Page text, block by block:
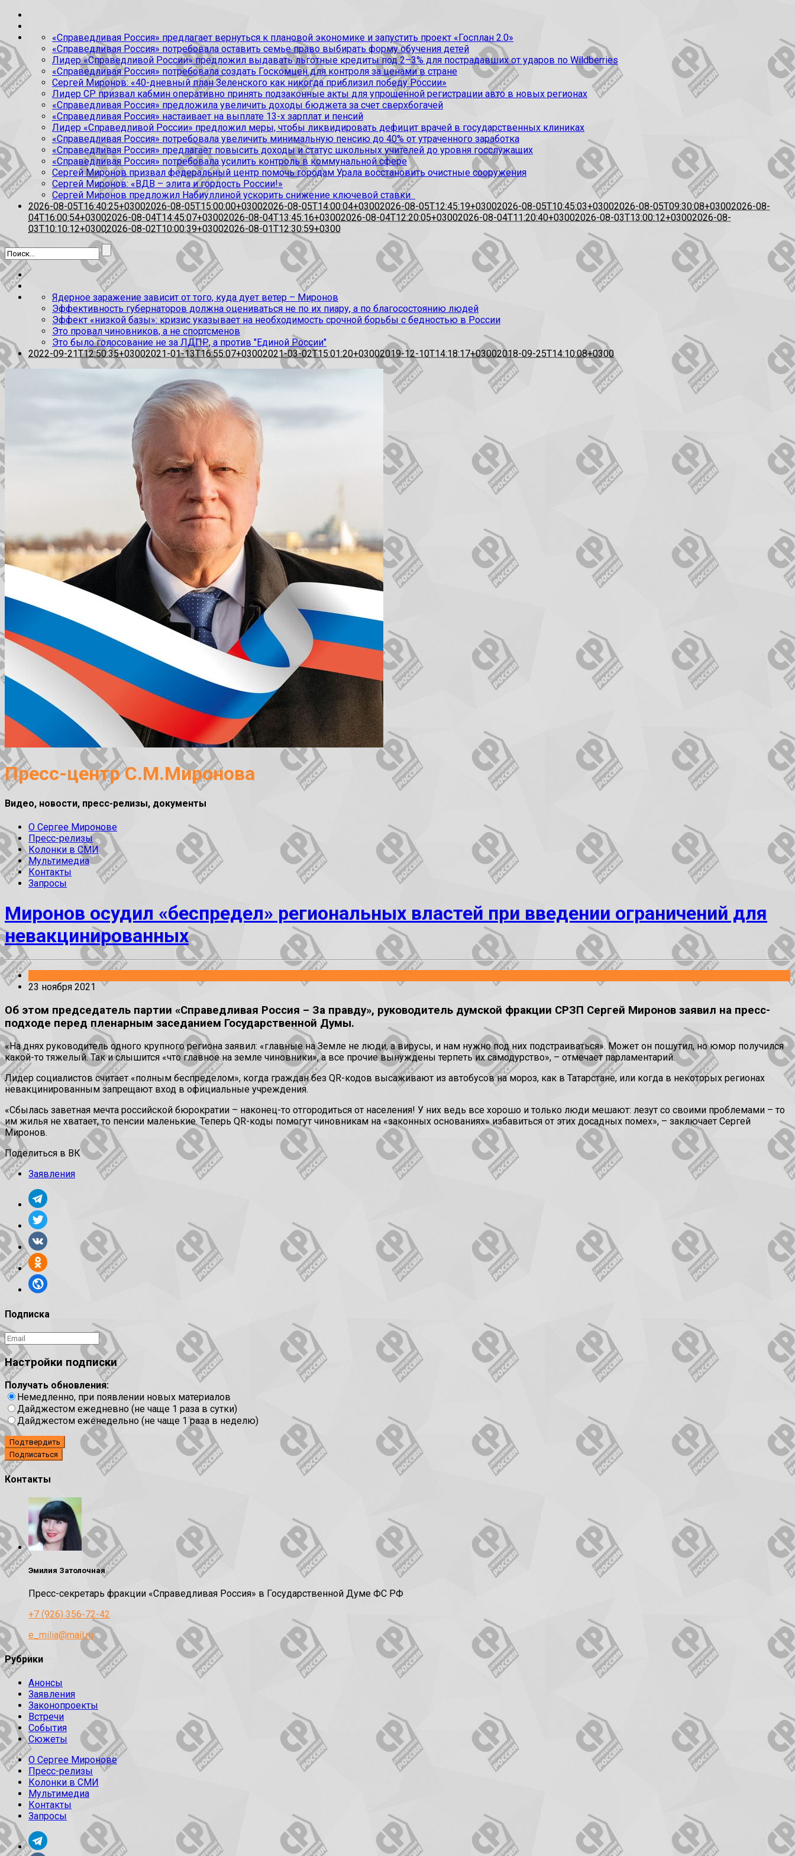
«Справедливая Россия» предлагает вернуться к плановой экономике и запустить проект «Госплан 2.0»
«Справедливая Россия» потребовала оставить семье право выбирать форму обучения детей
Лидер «Справедливой России» предложил выдавать льготные кредиты под 2–3% для пострадавших от ударов по Wildberries
«Справедливая Россия» потребовала создать Госкомцен для контроля за ценами в стране
Сергей Миронов: «40-дневный план Зеленского как никогда приблизил победу России»
Лидер СР призвал кабмин оперативно принять подзаконные акты для упрощенной регистрации авто в новых регионах
«Справедливая Россия» предложила увеличить доходы бюджета за счет сверхбогачей
«Справедливая Россия» настаивает на выплате 13-х зарплат и пенсий
Лидер «Справедливой России» предложил меры, чтобы ликвидировать дефицит врачей в государственных клиниках
«Справедливая Россия» потребовала увеличить минимальную пенсию до 40% от утраченного заработка
«Справедливая Россия» предлагает повысить доходы и статус школьных учителей до уровня госслужащих
«Справедливая Россия» потребовала усилить контроль в коммунальной сфере
Сергей Миронов призвал федеральный центр помочь городам Урала восстановить очистные сооружения
Сергей Миронов: «ВДВ – элита и гордость России!»
Сергей Миронов предложил Набиуллиной ускорить снижение ключевой ставки
2026-08-05T16:40:25+03002026-08-05T15:00:00+03002026-08-05T14:00:04+03002026-08-05T12:45:19+03002026-08-05T10:45:03+03002026-08-05T09:30:08+03002026-08-
04T16:00:54+03002026-08-04T14:45:07+03002026-08-04T13:45:16+03002026-08-04T12:20:05+03002026-08-04T11:20:40+03002026-08-03T13:00:12+03002026-08-
03T10:10:12+03002026-08-02T10:00:39+03002026-08-01T12:30:59+0300
Ядерное заражение зависит от того, куда дует ветер – Миронов
Эффективность губернаторов должна оцениваться не по их пиару, а по благосостоянию людей
Эффект «низкой базы»: кризис указывает на необходимость срочной борьбы с бедностью в России
Это провал чиновников, а не спортсменов
Это было голосование не за ЛДПР, а против "Единой России"
2022-09-21T12:50:35+03002021-01-13T16:55:07+03002021-03-02T15:01:20+03002019-12-10T14:18:17+03002018-09-25T14:10:08+0300
Пресс-центр С.М.Миронова
Видео, новости, пресс-релизы, документы
О Сергее Миронове
Пресс-релизы
Колонки в СМИ
Мультимедиа
Контакты
Запросы
Миронов осудил «беспредел» региональных властей при введении ограничений для
невакцинированных
23 ноября 2021
Об этом председатель партии «Справедливая Россия – За правду», руководитель думской фракции СРЗП Сергей Миронов заявил на пресс-
подходе перед пленарным заседанием Государственной Думы.
«На днях руководитель одного крупного региона заявил: «главные на Земле не люди, а вирусы, и нам нужно под них подстраиваться». Может он пошутил, но юмор получился
какой-то тяжелый. Так и слышится «что главное на земле чиновники», а все прочие вынуждены терпеть их самодурство», – отмечает парламентарий.
Лидер социалистов считает «полным беспределом», когда граждан без QR-кодов высаживают из автобусов на мороз, как в Татарстане, или когда в некоторых регионах
невакцинированным запрещают вход в официальные учреждения.
«Сбылась заветная мечта российской бюрократии – наконец-то отгородиться от населения! У них ведь все хорошо и только люди мешают: лезут со своими проблемами – то
им жилья не хватает, то пенсии маленькие. Теперь QR-коды помогут чиновникам на «законных основаниях» избавиться от этих досадных помех», – заключает Сергей
Миронов.
Поделиться в ВК
Заявления
Подписка
Настройки подписки
Получать обновления:
Немедленно, при появлении новых материалов
Дайджестом ежедневно (не чаще 1 раза в сутки)
Дайджестом еженедельно (не чаще 1 раза в неделю)
Подтвердить
Контакты
Эмилия Затолочная
Пресс-секретарь фракции «Справедливая Россия» в Государственной Думе ФС РФ
+7 (926) 356-72-42
e_milia@mail.ru
Рубрики
Анонсы
Заявления
Законопроекты
Встречи
События
Сюжеты
О Сергее Миронове
Пресс-релизы
Колонки в СМИ
Мультимедиа
Контакты
Запросы